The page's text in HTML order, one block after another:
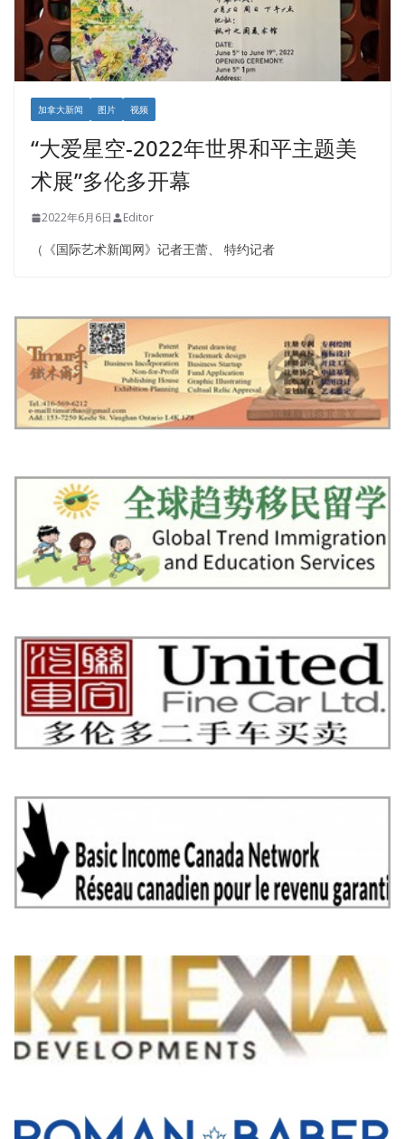
加拿大新闻 图片 视频
“大爱星空-2022年世界和平主题美
术展”多伦多开幕
2022年6月6日 Editor
（《国际艺术新闻网》记者王蕾、 特约记者